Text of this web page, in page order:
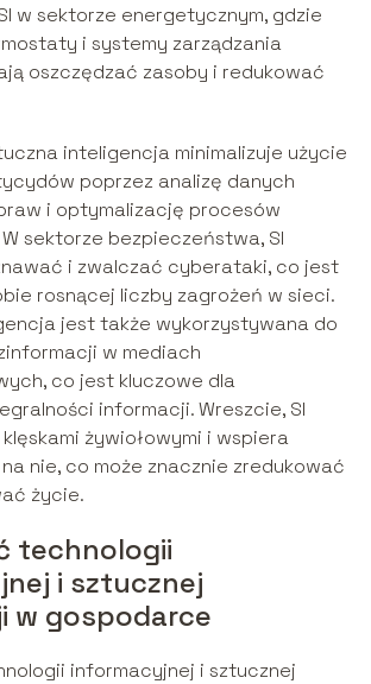
w sektorze energetycznym, gdzie
i systemy zarządzania
oszczędzać zasoby i redukować
inteligencja minimalizuje użycie
poprzez analizę danych
i optymalizację procesów
sektorze bezpieczeństwa, SI
i zwalczać cyberataki, co jest
rosnącej liczby zagrożeń w sieci.
jest także wykorzystywana do
w mediach
co jest kluczowe dla
informacji. Wreszcie, SI
żywiołowymi i wspiera
nie, co może znacznie zredukować
życie.
technologii
i sztucznej
w gospodarce
informacyjnej i sztucznej